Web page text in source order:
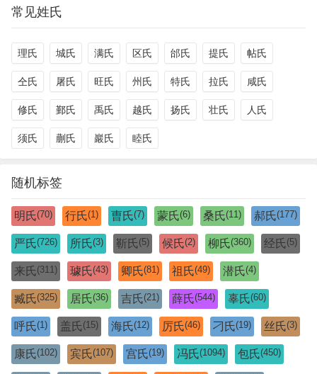
常见姓氏
理氏 城氏 满氏 区氏 邰氏 提氏 帖氏
仝氏 屠氏 旺氏 州氏 特氏 拉氏 咸氏
修氏 鄞氏 禹氏 越氏 扬氏 壮氏 人氏
须氏 蒯氏 巖氏 睦氏
随机标签
明氏(70) 行氏(1) 曺氏(7) 蒙氏(6) 桑氏(11) 郝氏(177)
严氏(726) 所氏(3) 靳氏 (5) 候氏(2) 柳氏(360) 经氏 (5)
来氏 (311) 璩氏(43) 卿氏(81) 祖氏(49) 潜氏(4)
臧氏(325) 居氏(36) 吉氏(21) 薛氏(544) 辜氏(60)
呼氏(1) 盖氏 (15) 海氏(12) 厉氏(46) 刁氏(19) 丝氏(3)
康氏(102) 宾氏(107) 宫氏(19) 冯氏(1094) 包氏(450)